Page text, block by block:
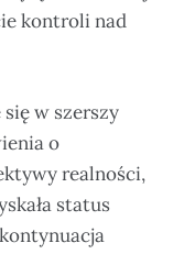
kontroli nad
w szerszy
o
realności,
status